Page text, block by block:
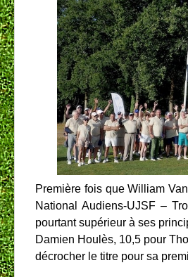
Première fois que William
National Audiens-UJSF –
pourtant supérieur à ses
Damien Houlès, 10,5 pour
décrocher le titre pour sa